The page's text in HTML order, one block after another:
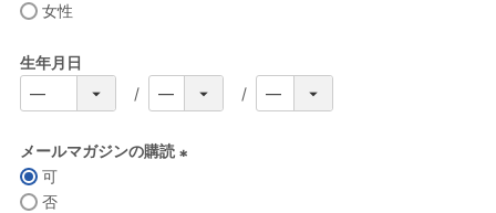
女性
生年月日
メールマガジンの購読
可
否